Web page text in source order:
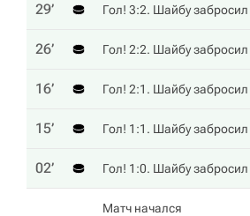
29‎’‎ Гол! 3:2. Шайбу забросил
26‎’‎ Гол! 2:2. Шайбу забросил
16‎’‎ Гол! 2:1. Шайбу забросил
15‎’‎ Гол! 1:1. Шайбу забросил
02‎’‎ Гол! 1:0. Шайбу забросил
Матч начался